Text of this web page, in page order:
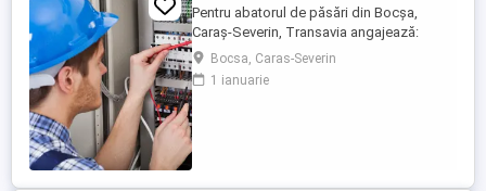
Pentru abatorul de păsări din Bocșa,
Caraș-Severin, Transavia angajează:
ELECTRICIAN (3 schimburi) Persoanele
selectate vor participa alături de angajaţi
experimentaţi la cunoaşterea domeniului
Bocsa, Caras-Severin
1 ianuarie